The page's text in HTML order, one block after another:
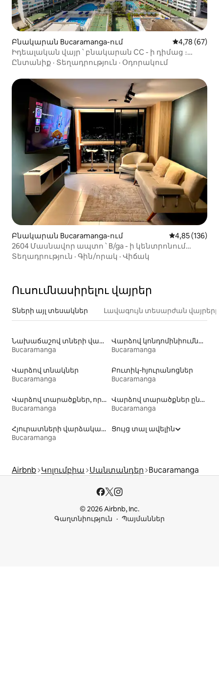
Բնակարան Bucaramanga-ում Միջին
4,78 (67)
Իդեալական վայր ՝ բնակարան CC - ի դիմաց ։
Cacique
Ընտանիք · Տեղադրություն · Օդորակում
Բնակարան Bucaramanga-ում Միջին
4,85 (136)
2604 Մասնավոր ապտո ՝ B/ga - ի կենտրոնում
բացվող տեսարանով
Տեղադրություն · Գին/որակ · Վիճակ
Ուսումնասիրելու վայրեր
Տների այլ տեսակներ Լավագույն տեսարժան
Նախաճաշով տների վարձակալություն
Bucaramanga
Վարձով կոնդոմինիումներ
Bucaramanga
Վարձով տնակներ
Bucaramanga
Բուտիկ-հյուրանոցներ
Bucaramanga
Վարձով տարածքներ, որտեղ թույլատրվում է մնալ տնային կենդանիների հետ
Bucaramanga
Վարձով տարածքներ ընտանիքների համար
Bucaramanga
Հյուրատների վարձակալություն
Bucaramanga
Ցույց տալ ավելին
Airbnb Կոլումբիա Սանտանդեր Bucaramanga
© 2026 Airbnb, Inc.
Գաղտնիություն
Պայմաններ